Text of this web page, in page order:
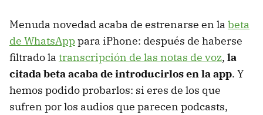
Menuda novedad acaba de estrenarse en la beta
de WhatsApppara iPhone: después de haberse
filtrado la transcripción de las notas de voz, la
citada beta acaba de introducirlos en la app. Y
hemos podido probarlos: si eres de los que
sufren por los audios que parecen podcasts,